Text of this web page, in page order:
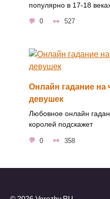
популярно в 17-18
0 527
Онлайн гадание на
девушек
Любовное онлайн
королей подскажет
0 358